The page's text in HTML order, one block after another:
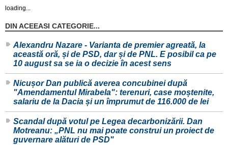
loading...
DIN ACEEASI CATEGORIE...
Alexandru Nazare - Varianta de premier agreată, la
această oră, și de PSD, dar și de PNL. E posibil ca pe
10 august sa se ia o decizie în acest sens
Nicușor Dan publică averea concubinei după
"Amendamentul Mirabela": terenuri, case moștenite,
salariu de la Dacia și un împrumut de 116.000 de lei
Scandal după votul pe Legea decarbonizării. Dan
Motreanu: „PNL nu mai poate construi un proiect de
guvernare alături de PSD"